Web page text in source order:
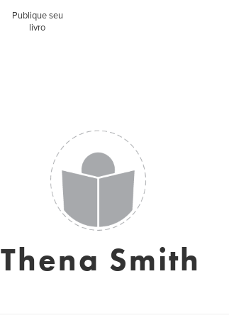
Publique seu
livro
Thena Smith